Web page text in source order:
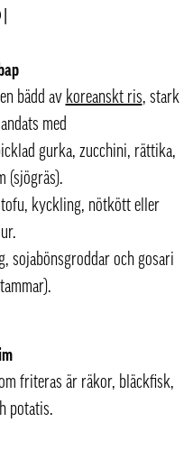
bädd av koreanskt ris, stark
med
gurka, zucchini, rättika,
(sjögräs).
kyckling, nötkött eller
sojabönsgroddar och gosari
friteras är räkor, bläckfisk,
potatis.